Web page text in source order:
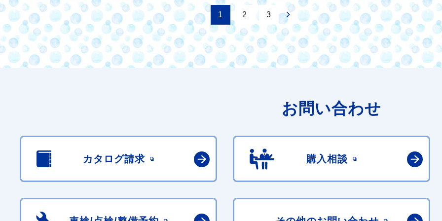
1 2 3
お問い合わせ
カタログ請求 購入相談